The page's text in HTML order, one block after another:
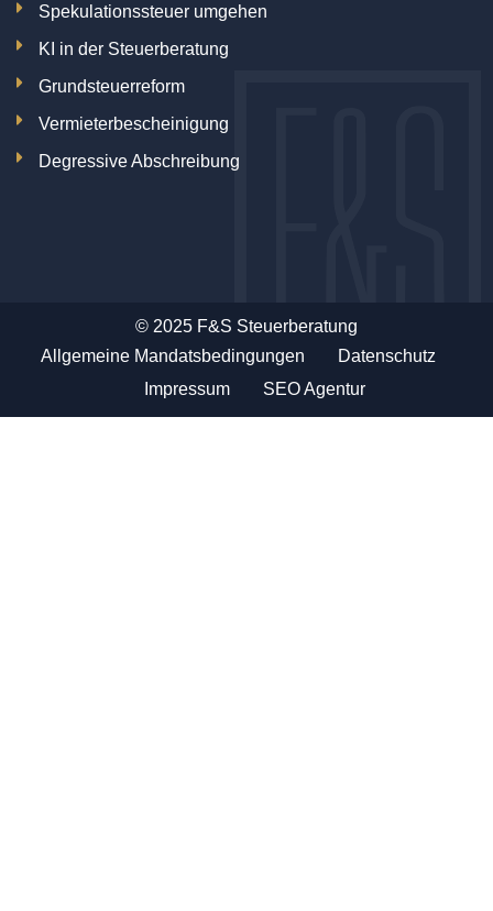
Spekulationssteuer umgehen
KI in der Steuerberatung
Grundsteuerreform
Vermieterbescheinigung
Degressive Abschreibung
© 2025 F&S Steuerberatung
Allgemeine Mandatsbedingungen
Datenschutz
Impressum
SEO Agentur